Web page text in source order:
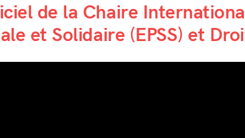
de la Chaire
et Solidaire (EPSS) et